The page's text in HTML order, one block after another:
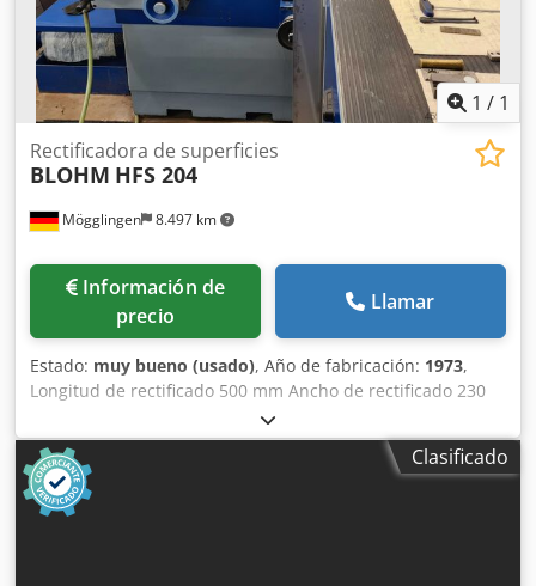
adyacente (800 x 500 mm) - Panel de control giratorio -
Manual de operación y manual de piezas de repuesto
Espacio requerido (largo x ancho x alto): 3000 x 2200 x 2100
mm Peso de la máquina de rectificado plano: 3000 kg Peso
del armario de control: 200 kg Buen estado
1 / 1
Mögglingen 8.497 km
Rectificadora de superficies
BLOHM HFS 204
Información de
precio
Llamar
Estado: muy bueno (usado), Año de fabricación: 1973,
Longitud de rectificado 500 mm Ancho de rectificado 230
mm Tamaño de la mesa 760 x 200 mm Entrega automática
placa magnética sistema de filtrado Chedpfown Tdxox
Abbea
Clasificado